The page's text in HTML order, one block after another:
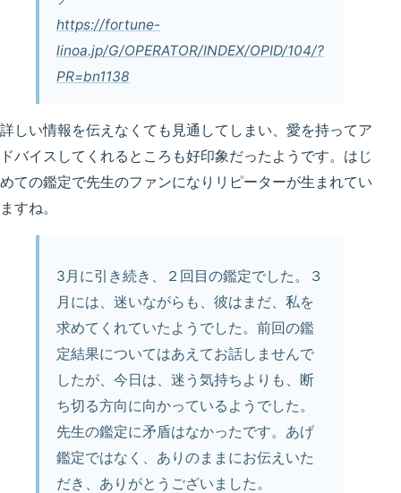
https://fortune-
linoa.jp/G/OPERATOR/INDEX/OPID/104/?
PR=bn1138
詳しい情報を伝えなくても見通してしまい、愛を持ってア
ドバイスしてくれるところも好印象だったようです。はじ
めての鑑定で先生のファンになりリピーターが生まれてい
ますね。
3月に引き続き、２回目の鑑定でした。３
月には、迷いながらも、彼はまだ、私を
求めてくれていたようでした。前回の鑑
定結果についてはあえてお話しませんで
したが、今日は、迷う気持ちよりも、断
ち切る方向に向かっているようでした。
先生の鑑定に矛盾はなかったです。あげ
鑑定ではなく、ありのままにお伝えいた
だき、ありがとうございました。